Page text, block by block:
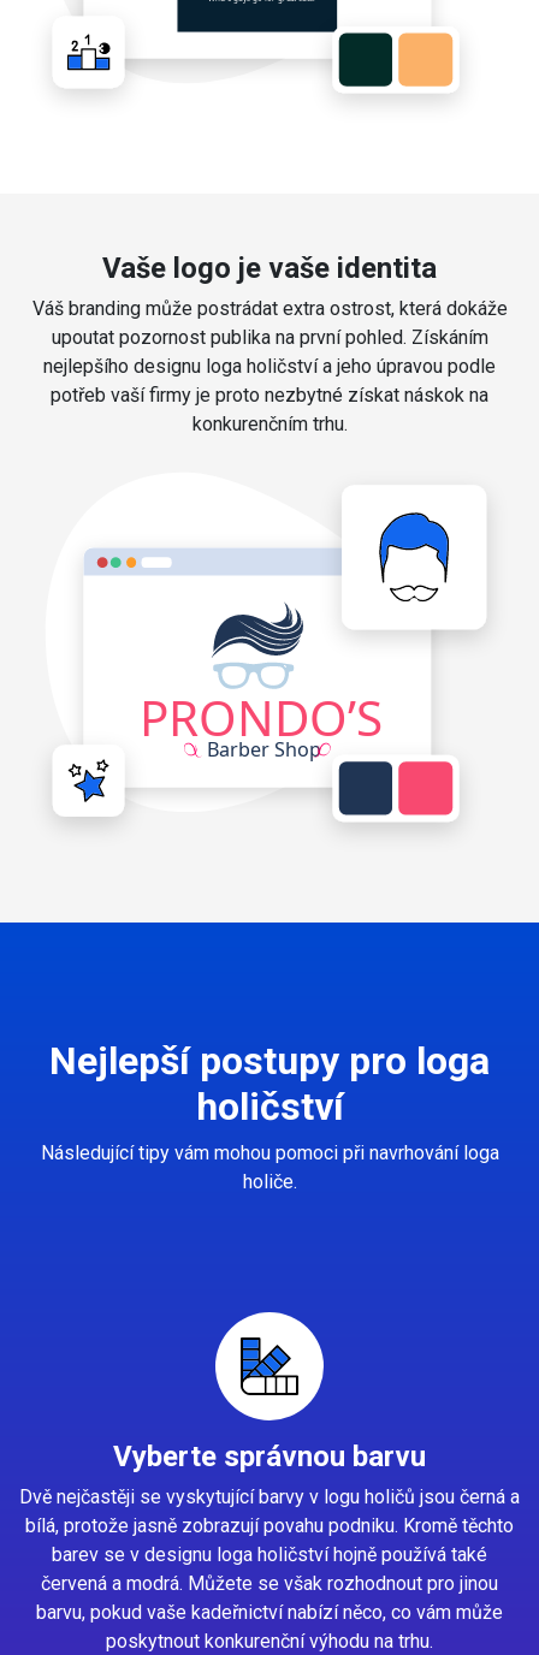
Vaše logo je vaše identita
Váš branding může postrádat extra ostrost, která dokáže
upoutat pozornost publika na první pohled. Získáním
nejlepšího designu loga holičství a jeho úpravou podle
potřeb vaší firmy je proto nezbytné získat náskok na
konkurenčním trhu.
Nejlepší postupy pro loga
holičství
Následující tipy vám mohou pomoci při navrhování loga
holiče.
Vyberte správnou barvu
Dvě nejčastěji se vyskytující barvy v logu holičů jsou černá a
bílá, protože jasně zobrazují povahu podniku. Kromě těchto
barev se v designu loga holičství hojně používá také
červená a modrá. Můžete se však rozhodnout pro jinou
barvu, pokud vaše kadeřnictví nabízí něco, co vám může
poskytnout konkurenční výhodu na trhu.